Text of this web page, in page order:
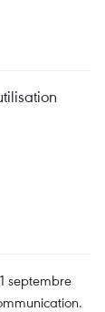
septembre